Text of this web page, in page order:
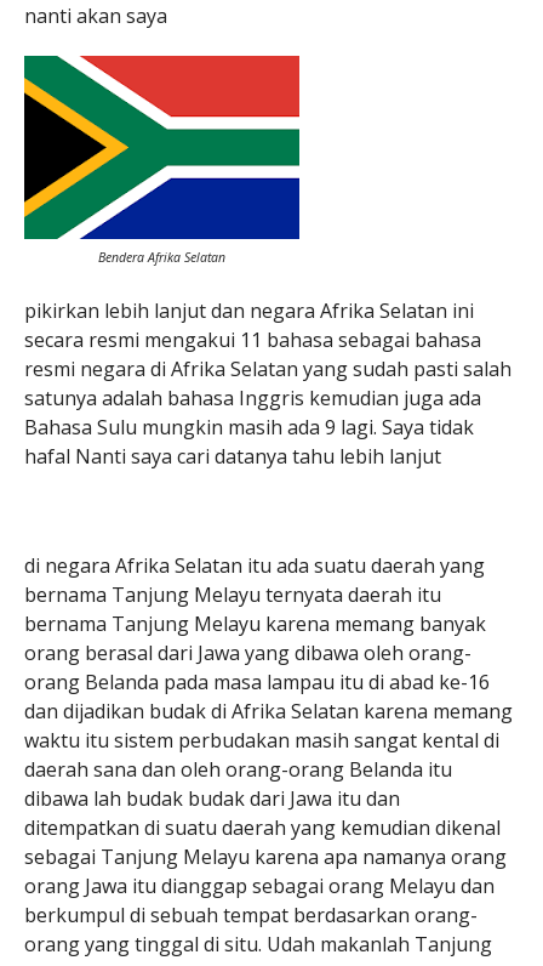
nanti akan saya
Bendera Afrika Selatan
pikirkan lebih lanjut dan negara Afrika Selatan ini
secara resmi mengakui 11 bahasa sebagai bahasa
resmi negara di Afrika Selatan yang sudah pasti salah
satunya adalah bahasa Inggris kemudian juga ada
Bahasa Sulu mungkin masih ada 9 lagi. Saya tidak
hafal Nanti saya cari datanya tahu lebih lanjut
di negara Afrika Selatan itu ada suatu daerah yang
bernama Tanjung Melayu ternyata daerah itu
bernama Tanjung Melayu karena memang banyak
orang berasal dari Jawa yang dibawa oleh orang-
orang Belanda pada masa lampau itu di abad ke-16
dan dijadikan budak di Afrika Selatan karena memang
waktu itu sistem perbudakan masih sangat kental di
daerah sana dan oleh orang-orang Belanda itu
dibawa lah budak budak dari Jawa itu dan
ditempatkan di suatu daerah yang kemudian dikenal
sebagai Tanjung Melayu karena apa namanya orang
orang Jawa itu dianggap sebagai orang Melayu dan
berkumpul di sebuah tempat berdasarkan orang-
orang yang tinggal di situ. Udah makanlah Tanjung